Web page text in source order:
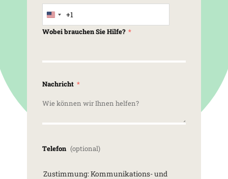
United States +1
+1
Wobei brauchen Sie Hilfe?
Nachricht
Telefon
Zustimmung: Kommunikations- und